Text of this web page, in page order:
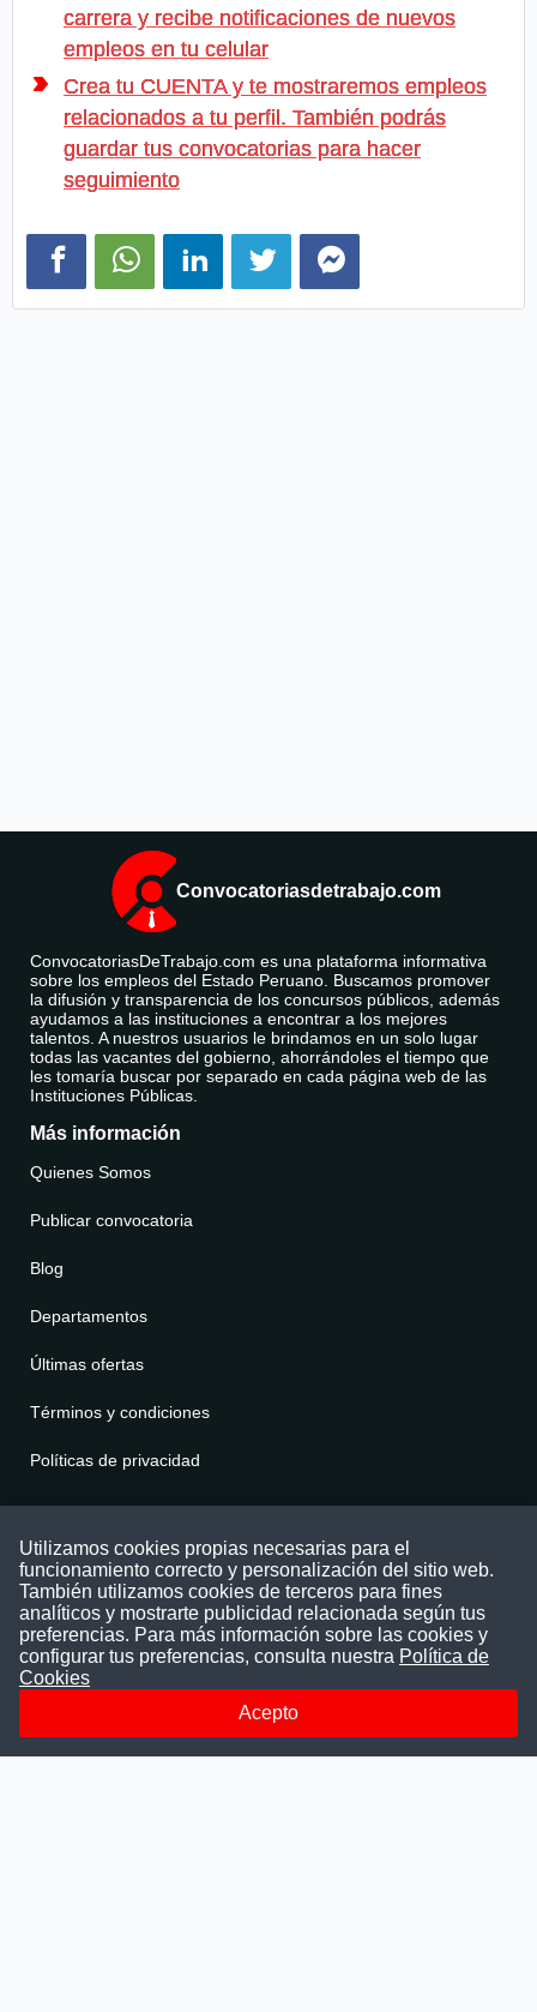
carrera y recibe notificaciones de nuevos
empleos en tu celular
Crea tu CUENTA y te mostraremos empleos
relacionados a tu perfil. También podrás
guardar tus convocatorias para hacer
seguimiento
Convocatoriasdetrabajo.com
ConvocatoriasDeTrabajo.com es una plataforma informativa
sobre los empleos del Estado Peruano. Buscamos promover
la difusión y transparencia de los concursos públicos, además
ayudamos a las instituciones a encontrar a los mejores
talentos. A nuestros usuarios le brindamos en un solo lugar
todas las vacantes del gobierno, ahorrándoles el tiempo que
les tomaría buscar por separado en cada página web de las
Instituciones Públicas.
Más información
Quienes Somos
Publicar convocatoria
Blog
Departamentos
Últimas ofertas
Términos y condiciones
Políticas de privacidad
Puede comunicarse con nosotros a través
nuestras redes sociales o del correo:
contacto@convocatoriasdetrabajo.com
Siguenos en:
Utilizamos cookies propias necesarias para el
funcionamiento correcto y personalización del sitio web.
También utilizamos cookies de terceros para fines
analíticos y mostrarte publicidad relacionada según tus
preferencias. Para más información sobre las cookies y
configurar tus preferencias, consulta nuestra Política de
Cookies
Acepto